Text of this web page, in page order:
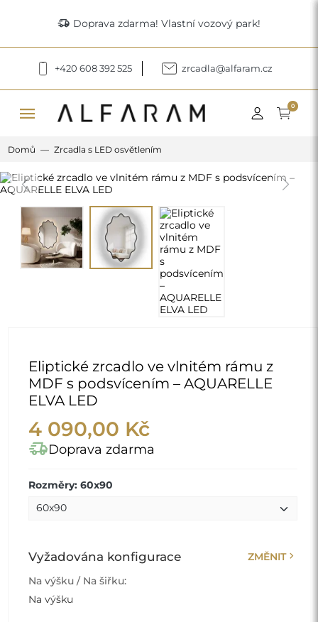
delivery_truck_speed Doprava zdarma! Vlastní vozový park!
+420 608 392 525 zrcadla@alfaram.cz
menu 0
Domů Zrcadla s LED osvětlením
Previous Next
Eliptické zrcadlo ve vlnitém rámu z
MDF s podsvícením – AQUARELLE
ELVA LED
4 090,00 Kč
delivery_truck_speedDoprava zdarma
Rozměry: 60x90
Vyžadována konfigurace ZMĚNITchevron_right
Na výšku / Na šiřku:
Na výšku